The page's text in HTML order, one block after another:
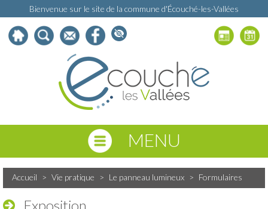
Bienvenue sur le site de la commune d'Écouché-les-Vallées
MENU
Accueil > Vie pratique > Le panneau lumineux > Formulaires
Exposition